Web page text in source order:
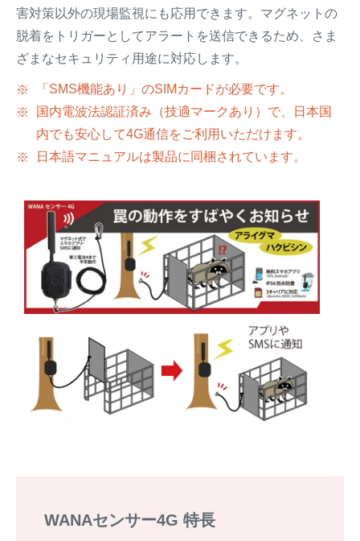
害対策以外の現場監視にも応用できます。マグネットの
脱着をトリガーとしてアラートを送信できるため、さま
ざまなセキュリティ用途に対応します。
「SMS機能あり」のSIMカードが必要です。
国内電波法認証済み（技適マークあり）で、日本国
内でも安心して4G通信をご利用いただけます。
日本語マニュアルは製品に同梱されています。
WANAセンサー4G 特長